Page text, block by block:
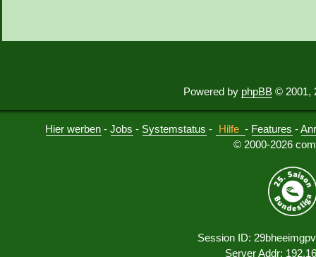
Powered by phpBB © 2001,
Hier werben -Jobs - Systemstatus - Hilfe - Features -
© 2000-2026
Session ID:
Server Addr: